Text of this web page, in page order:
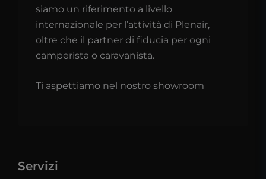
siamo un riferimento a livello
internazionale per l’attività di Plenair,
oltre che il partner di fiducia per ogni
camperista o caravanista.
Ti aspettiamo nel nostro showroom
Servizi